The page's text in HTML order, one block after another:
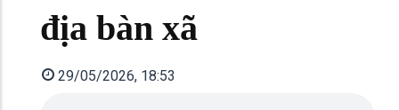
địa bàn xã
29/05/2026, 18:53